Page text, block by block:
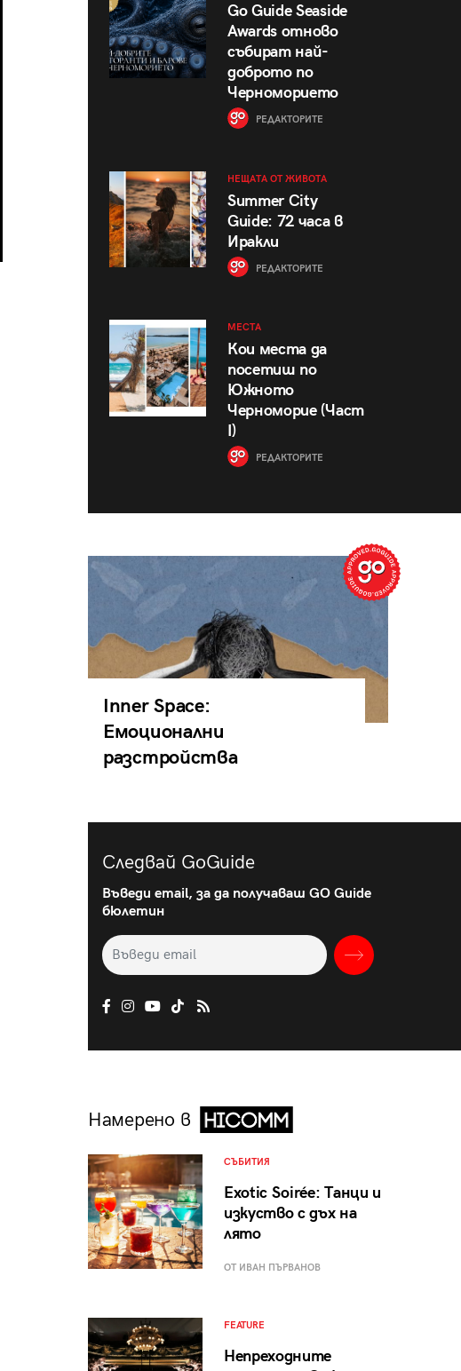
Go Guide Seaside
Awards отново
събират най-
доброто по
Черноморието
РЕДАКТОРИТЕ
НЕЩАТА ОТ ЖИВОТА
Summer City
Guide: 72 часа в
Иракли
РЕДАКТОРИТЕ
МЕСТА
Кои места да
посетиш по
Южното
Черноморие (Част
I)
РЕДАКТОРИТЕ
Inner Space:
Емоционални
разстройства
Следвай GoGuide
Въведи email, за да получаваш GO Guide
бюлетин
Намерено в
СЪБИТИЯ
Exotic Soirée: Танци и
изкуство с дъх на
лято
ОТ ИВАН ПЪРВАНОВ
FEATURE
Непреходните